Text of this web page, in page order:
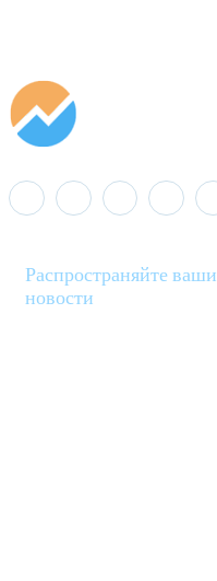
Распространяйте ваши
новости